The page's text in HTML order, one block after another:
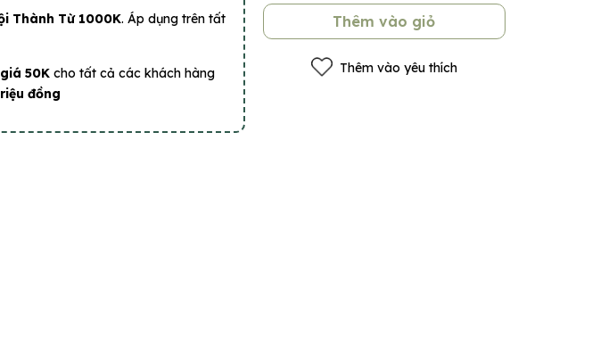
Thành Từ 1000K. Áp dụng trên tất
50K cho tất cả các khách hàng
đồng
Thêm vào giỏ
Thêm vào yêu thích